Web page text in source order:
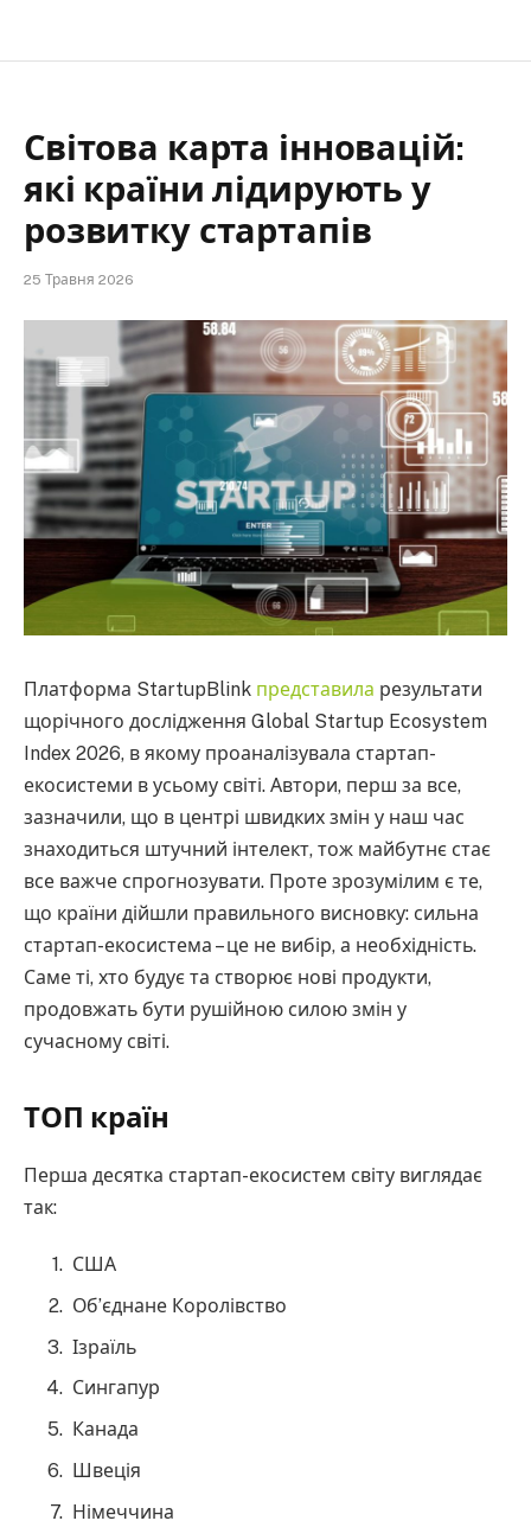
Світова карта інновацій:
які країни лідирують у
розвитку стартапів
25 Травня 2026
Платформа StartupBlink представила результати
щорічного дослідження Global Startup Ecosystem
Index 2026, в якому проаналізувала стартап-
екосистеми в усьому світі. Автори, перш за все,
зазначили, що в центрі швидких змін у наш час
знаходиться штучний інтелект, тож майбутнє стає
все важче спрогнозувати. Проте зрозумілим є те,
що країни дійшли правильного висновку: сильна
стартап-екосистема – це не вибір, а необхідність.
Саме ті, хто будує та створює нові продукти,
продовжать бути рушійною силою змін у
сучасному світі.
ТОП країн
Перша десятка стартап-екосистем світу виглядає
так:
США
Об’єднане Королівство
Ізраїль
Сингапур
Канада
Швеція
Німеччина